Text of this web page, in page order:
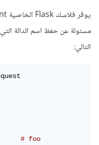
مسئولة عن حفظ اسم الدالة التي
التالي:
endpoint # foo